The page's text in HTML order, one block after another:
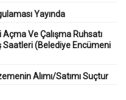
Yayında
Ve Çalışma Ruhsatı
Saatleri (Belediye Encümeni
Alımı/Satımı Suçtur